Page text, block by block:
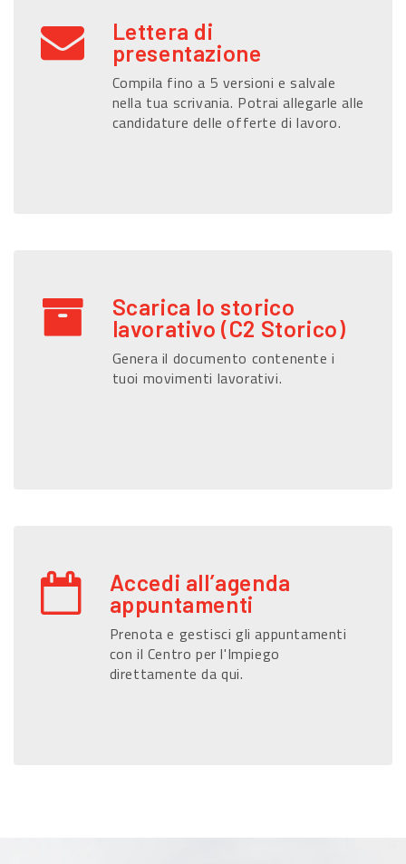
Lettera di
presentazione
Compila fino a 5 versioni e salvale
nella tua scrivania. Potrai allegarle alle
candidature delle offerte di lavoro.
Scarica lo storico
lavorativo (C2 Storico)
Genera il documento contenente i
tuoi movimenti lavorativi.
Accedi all’agenda
appuntamenti
Prenota e gestisci gli appuntamenti
con il Centro per l'Impiego
direttamente da qui.